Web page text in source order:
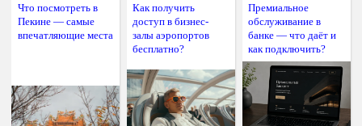
Что посмотреть в
Пекине — самые
впечатляющие места
Как получить
доступ в бизнес-
залы аэропортов
бесплатно?
Премиальное
обслуживание в
банке — что даёт и
как подключить?